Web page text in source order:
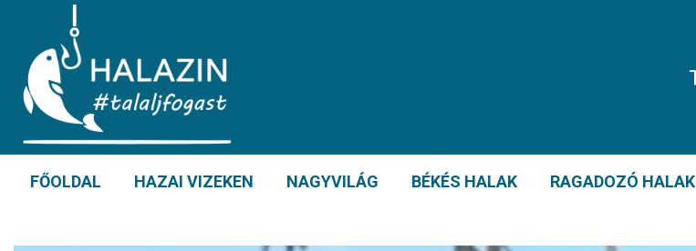
FŐOLDAL HAZAI VIZEKEN NAGYVILÁG BÉKÉS HALAK RAGADOZÓ HALAK